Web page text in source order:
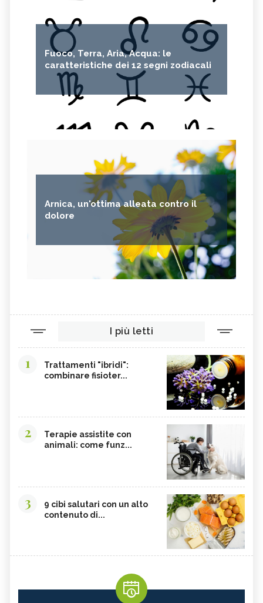
Fuoco, Terra, Aria, Acqua: le
caratteristiche dei 12 segni zodiacali
Arnica, un'ottima alleata contro il
dolore
I più letti
1
Trattamenti "ibridi":
combinare fisioter...
2
Terapie assistite con
animali: come funz...
3
9 cibi salutari con un alto
contenuto di...